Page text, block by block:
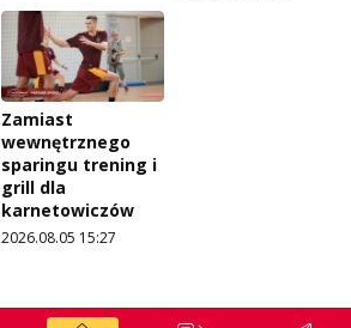
Zamiast
wewnętrznego
sparingu trening i
grill dla
karnetowiczów
2026.08.05 15:27